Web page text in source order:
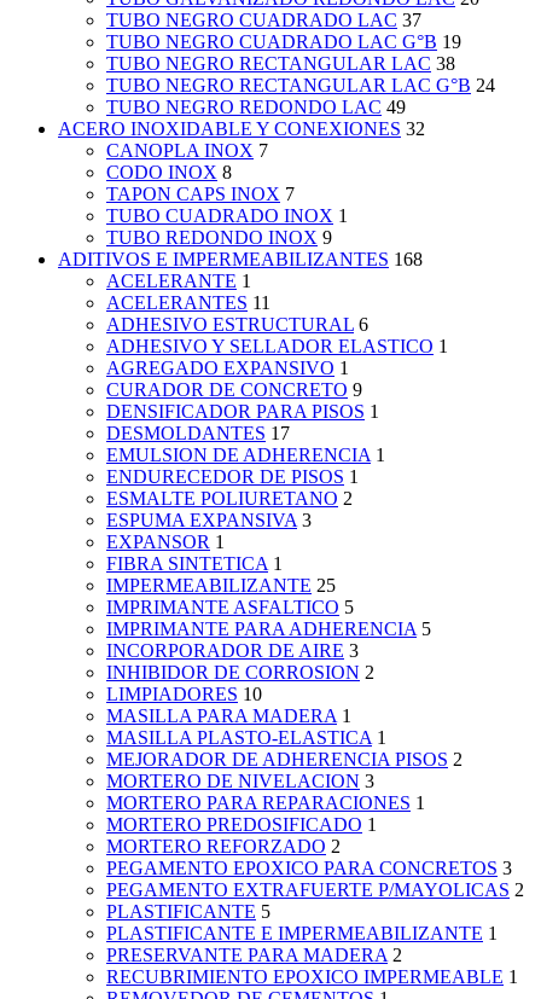
TUBO NEGRO CUADRADO LAC 37
TUBO NEGRO CUADRADO LAC G°B 19
TUBO NEGRO RECTANGULAR LAC 38
TUBO NEGRO RECTANGULAR LAC G°B 24
TUBO NEGRO REDONDO LAC 49
ACERO INOXIDABLE Y CONEXIONES 32
CANOPLA INOX 7
CODO INOX 8
TAPON CAPS INOX 7
TUBO CUADRADO INOX 1
TUBO REDONDO INOX 9
ADITIVOS E IMPERMEABILIZANTES 168
ACELERANTE 1
ACELERANTES 11
ADHESIVO ESTRUCTURAL 6
ADHESIVO Y SELLADOR ELASTICO 1
AGREGADO EXPANSIVO 1
CURADOR DE CONCRETO 9
DENSIFICADOR PARA PISOS 1
DESMOLDANTES 17
EMULSION DE ADHERENCIA 1
ENDURECEDOR DE PISOS 1
ESMALTE POLIURETANO 2
ESPUMA EXPANSIVA 3
EXPANSOR 1
FIBRA SINTETICA 1
IMPERMEABILIZANTE 25
IMPRIMANTE ASFALTICO 5
IMPRIMANTE PARA ADHERENCIA 5
INCORPORADOR DE AIRE 3
INHIBIDOR DE CORROSION 2
LIMPIADORES 10
MASILLA PARA MADERA 1
MASILLA PLASTO-ELASTICA 1
MEJORADOR DE ADHERENCIA PISOS 2
MORTERO DE NIVELACION 3
MORTERO PARA REPARACIONES 1
MORTERO PREDOSIFICADO 1
MORTERO REFORZADO 2
PEGAMENTO EPOXICO PARA CONCRETOS 3
PEGAMENTO EXTRAFUERTE P/MAYOLICAS 2
PLASTIFICANTE 5
PLASTIFICANTE E IMPERMEABILIZANTE 1
PRESERVANTE PARA MADERA 2
RECUBRIMIENTO EPOXICO IMPERMEABLE 1